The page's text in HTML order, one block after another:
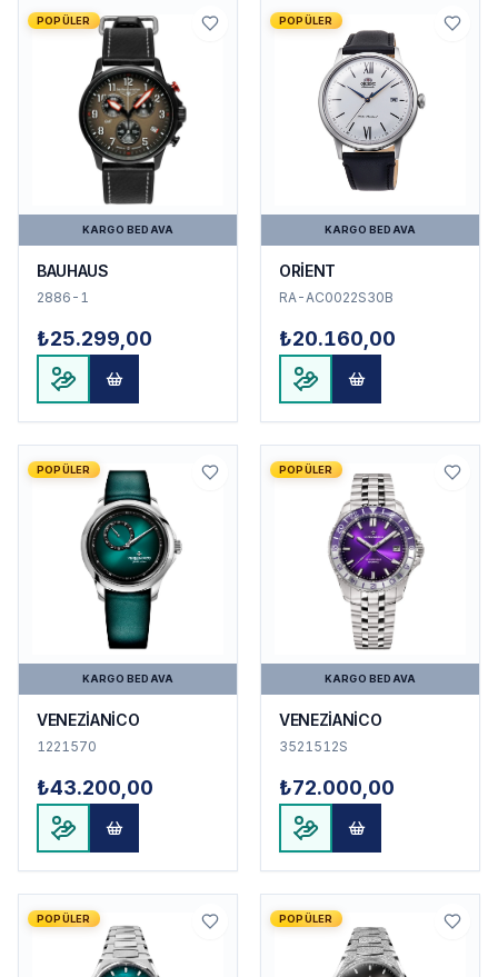
POPÜLER
KARGO BEDAVA
BAUHAUS
2886-1
₺25.299,00
POPÜLER
KARGO BEDAVA
ORİENT
RA-AC0022S30B
₺20.160,00
POPÜLER
KARGO BEDAVA
VENEZİANİCO
1221570
₺43.200,00
POPÜLER
KARGO BEDAVA
VENEZİANİCO
3521512S
₺72.000,00
POPÜLER POPÜLER